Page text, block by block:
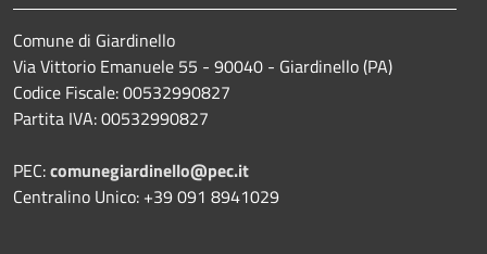
Comune di Giardinello
Via Vittorio Emanuele 55 - 90040 - Giardinello (PA)
Codice Fiscale: 00532990827
Partita IVA: 00532990827
PEC:comunegiardinello@pec.it
Centralino Unico: +39 091 8941029